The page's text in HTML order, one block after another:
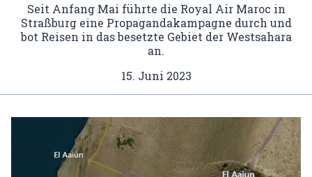
Seit Anfang Mai führte die Royal Air Maroc in
Straßburg eine Propagandakampagne durch und
bot Reisen in das besetzte Gebiet der Westsahara
an.
15. Juni 2023